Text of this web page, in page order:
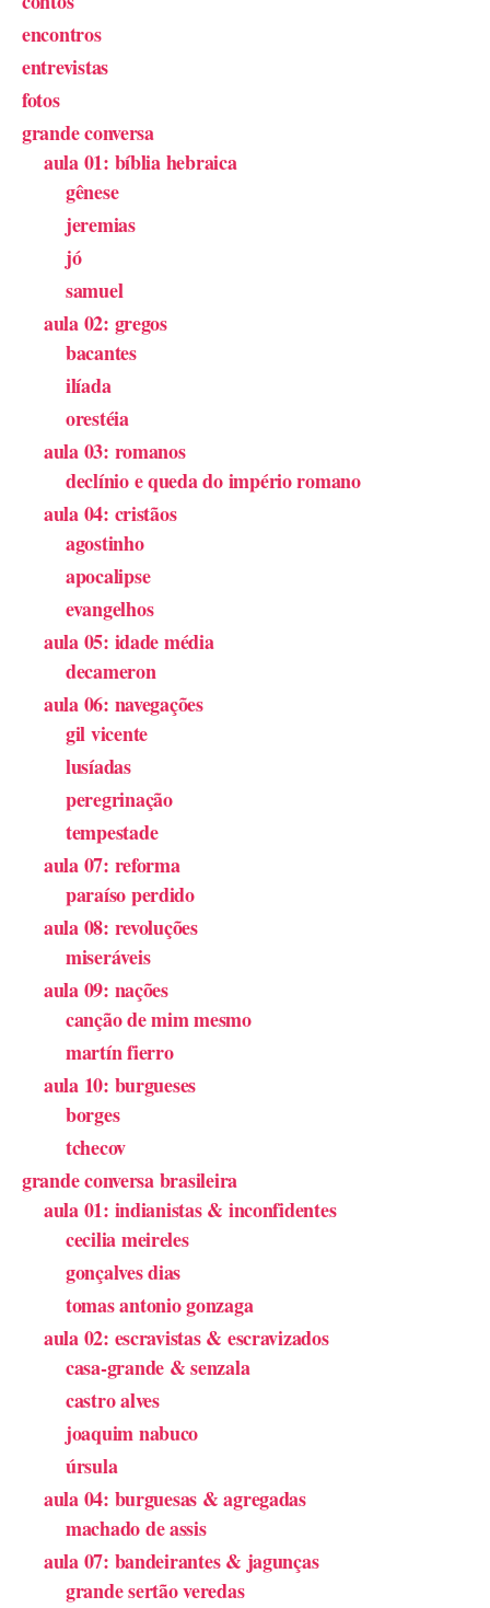
encontros
entrevistas
fotos
grande conversa
aula 01: bíblia hebraica
gênese
jeremias
jó
samuel
aula 02: gregos
bacantes
ilíada
orestéia
aula 03: romanos
declínio e queda do império romano
aula 04: cristãos
agostinho
apocalipse
evangelhos
aula 05: idade média
decameron
aula 06: navegações
gil vicente
lusíadas
peregrinação
tempestade
aula 07: reforma
paraíso perdido
aula 08: revoluções
miseráveis
aula 09: nações
canção de mim mesmo
martín fierro
aula 10: burgueses
borges
tchecov
grande conversa brasileira
aula 01: indianistas & inconfidentes
cecilia meireles
gonçalves dias
tomas antonio gonzaga
aula 02: escravistas & escravizados
casa-grande & senzala
castro alves
joaquim nabuco
úrsula
aula 04: burguesas & agregadas
machado de assis
aula 07: bandeirantes & jagunças
grande sertão veredas